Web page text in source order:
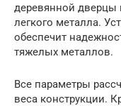
деревянной дверцы
легкого металла.
обеспечит
тяжелых металлов.
Все параметры
веса конструкции.